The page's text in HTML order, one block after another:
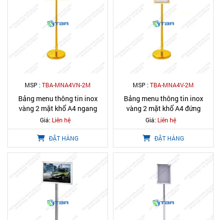
MSP :TBA-MNA4VN-2M
Bảng menu thông tin inox
vàng 2 mặt khổ A4 ngang
Giá: Liên hệ
ĐẶT HÀNG
MSP :TBA-MNA4V-2M
Bảng menu thông tin inox
vàng 2 mặt khổ A4 đứng
Giá: Liên hệ
ĐẶT HÀNG